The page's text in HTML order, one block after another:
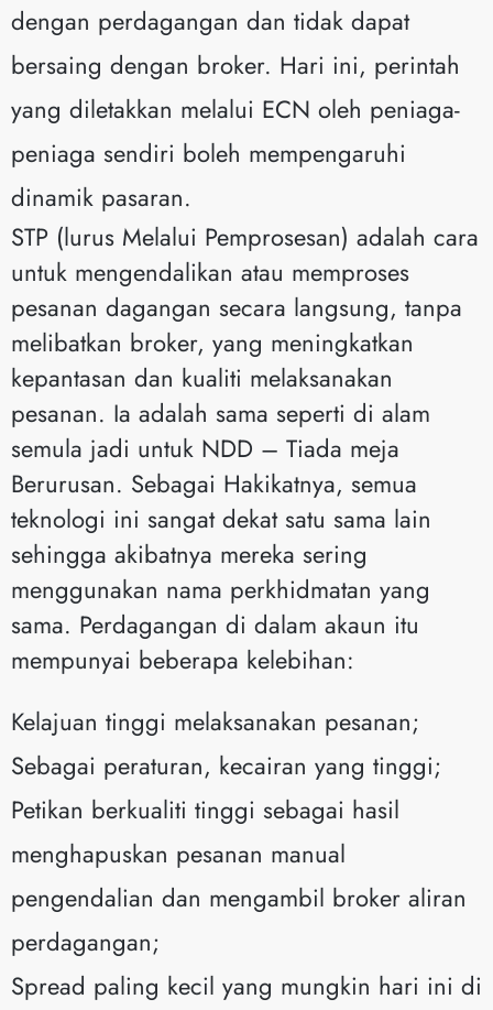
dengan perdagangan dan tidak dapat
bersaing dengan broker. Hari ini, perintah
yang diletakkan melalui ECN oleh peniaga-
peniaga sendiri boleh mempengaruhi
dinamik pasaran.
STP (lurus Melalui Pemprosesan) adalah cara
untuk mengendalikan atau memproses
pesanan dagangan secara langsung, tanpa
melibatkan broker, yang meningkatkan
kepantasan dan kualiti melaksanakan
pesanan. Ia adalah sama seperti di alam
semula jadi untuk NDD – Tiada meja
Berurusan. Sebagai Hakikatnya, semua
teknologi ini sangat dekat satu sama lain
sehingga akibatnya mereka sering
menggunakan nama perkhidmatan yang
sama. Perdagangan di dalam akaun itu
mempunyai beberapa kelebihan:
Kelajuan tinggi melaksanakan pesanan;
Sebagai peraturan, kecairan yang tinggi;
Petikan berkualiti tinggi sebagai hasil
menghapuskan pesanan manual
pengendalian dan mengambil broker aliran
perdagangan;
Spread paling kecil yang mungkin hari ini di